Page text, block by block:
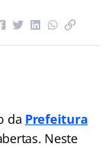
da Prefeitura
Neste